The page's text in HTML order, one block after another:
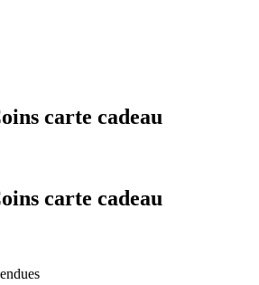
carte cadeau
carte cadeau